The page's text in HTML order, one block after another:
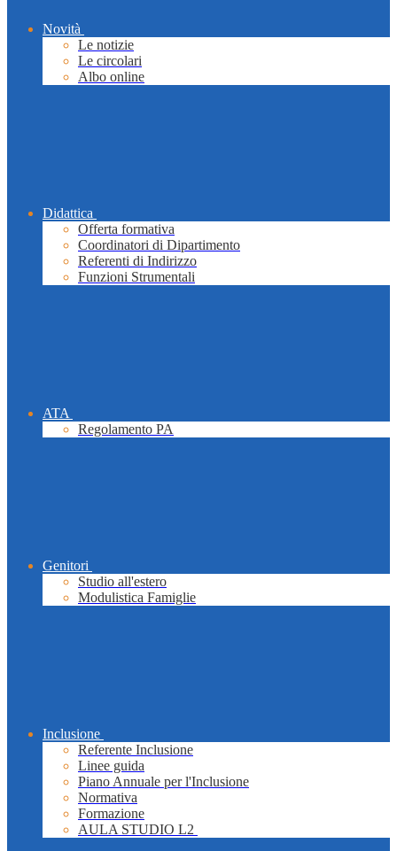
Novità
Le notizie
Le circolari
Albo online
Didattica
Offerta formativa
Coordinatori di Dipartimento
Referenti di Indirizzo
Funzioni Strumentali
ATA
Regolamento PA
Genitori
Studio all'estero
Modulistica Famiglie
Inclusione
Referente Inclusione
Linee guida
Piano Annuale per l'Inclusione
Normativa
Formazione
AULA STUDIO L2